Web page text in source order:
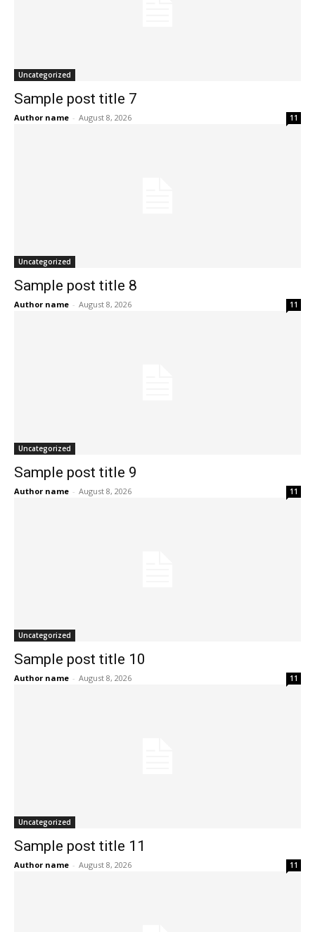
Uncategorized
Sample post title 7
Author name - August 8, 2026 11
Uncategorized
Sample post title 8
Author name - August 8, 2026 11
Uncategorized
Sample post title 9
Author name - August 8, 2026 11
Uncategorized
Sample post title 10
Author name - August 8, 2026 11
Uncategorized
Sample post title 11
Author name - August 8, 2026 11